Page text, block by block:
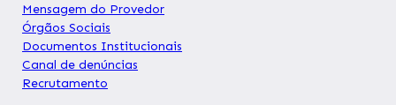
Mensagem do Provedor
Órgãos Sociais
Documentos Institucionais
Canal de denúncias
Recrutamento